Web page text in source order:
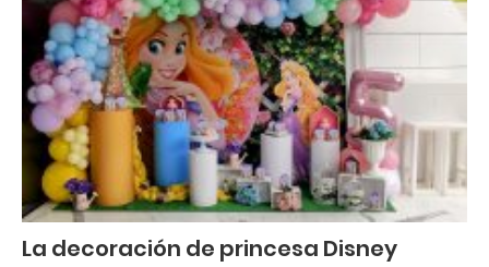
La decoración de princesa Disney